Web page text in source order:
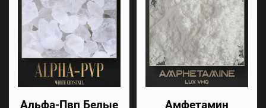
Альфа-Пвп Белые
Амфетамин